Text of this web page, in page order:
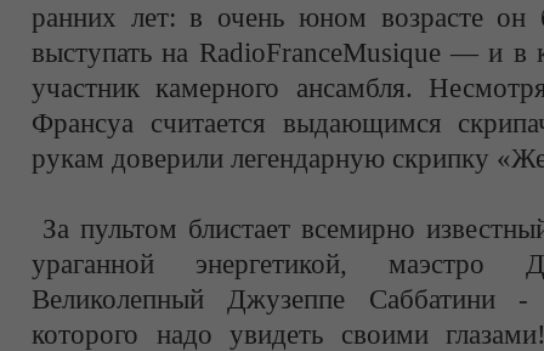
ранних лет: в очень юном возрасте он
выступать на RadioFranceMusique — и в
участник камерного ансамбля.
Франсуа считается выдающимся
рукам доверили легендарную скрипку
За пультом блистает всемирно
ураганной энергетикой, маэстро
Великолепный Джузеппе Саббатини -
которого надо увидеть своими